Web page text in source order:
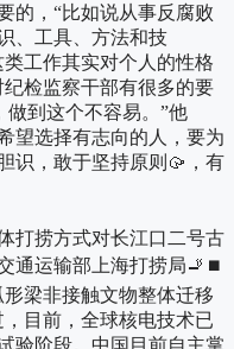
的，“比如说从事反腐败
、工具、方法和技
工作其实对个人的性格
检监察干部有很多的要
做到这个不容易。”他
望选择有志向的人，要为
识，敢于坚持原则🥠，有
捞方式对长江口二号古
通运输部上海打捞局🚬⏹
梁非接触文物整体迁移
目前，全球核电技术已